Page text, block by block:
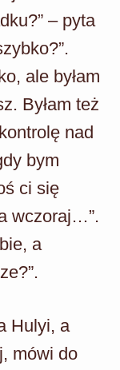
– pyta
ale byłam
Byłam też
nad
bym
ci się
wczoraj…”.
a
Hulyi, a
mówi do